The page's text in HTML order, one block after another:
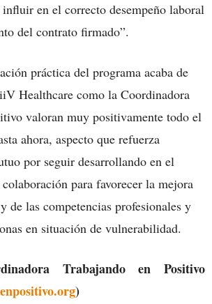
influir en el correcto desempeño laboral
del contrato firmado”.
práctica del programa acaba de
Healthcare como la Coordinadora
valoran muy positivamente todo el
ahora, aspecto que refuerza
por seguir desarrollando en el
para favorecer la mejora
de las competencias profesionales y
en situación de vulnerabilidad.
Trabajando en Positivo
)